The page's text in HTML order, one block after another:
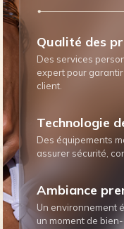
Qualité des
Des services
expert pour
client.
Technologie
Des équipements
assurer sécurité,
Ambiance
Un environnement
un moment de